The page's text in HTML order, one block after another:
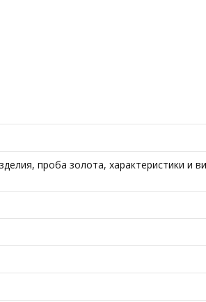
проба золота, характеристики и